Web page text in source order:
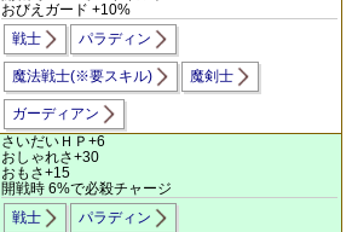
おびえガード +10%
戦士
パラディン
魔法戦士(※要スキル) 魔剣士
ガーディアン
さいだいＨＰ+6
おしゃれさ+30
おもさ+15
開戦時 6%で必殺チャージ
戦士
パラディン